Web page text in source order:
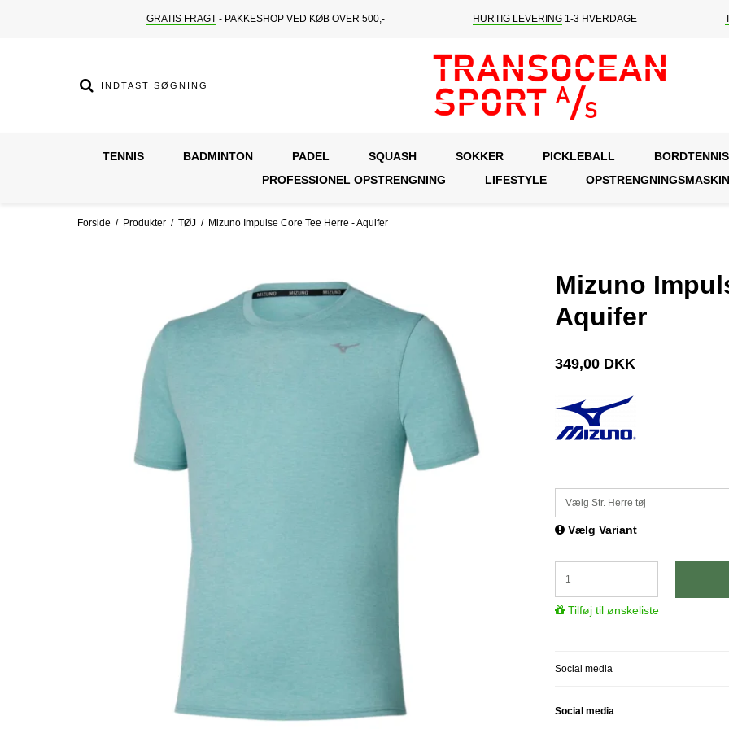
GRATIS FRAGT- PAKKESHOP VED KØB OVER 500,- HURTIG LEVERING1-3 HVERDAGE
TENNIS BADMINTON PADEL SQUASH SOKKER PICKLEBALL
BORDTENNIS
PROFESSIONEL OPSTRENGNING
LIFESTYLE
Forside / Produkter / TØJ / Mizuno Impulse Core Tee Herre - Aquifer
Mizuno
Aquifer
349,00 DKK
Vælg Str. Herre tøj
Vælg Variant
Tilføj til ønskeliste
Social media
Social media